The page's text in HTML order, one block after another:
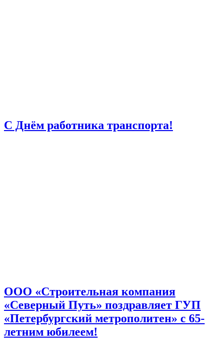
С Днём работника транспорта!
ООО «Строительная компания
«Северный Путь» поздравляет ГУП
«Петербургский метрополитен» с 65-
летним юбилеем!